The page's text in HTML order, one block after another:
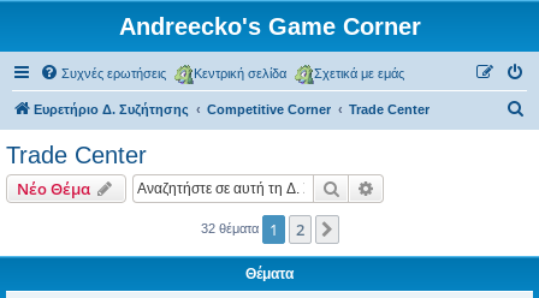
Andreecko's Game Corner
Συχνές ερωτήσεις Κεντρική σελίδα Σχετικά με εμάς
Ευρετήριο Δ. Συζήτησης Competitive Corner Trade Center
Trade Center
Νέο Θέμα Αναζήτηση
32 θέματα 1 2
Θέματα